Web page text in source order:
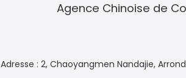
Agence Chinoise de
Adresse : 2, Chaoyangmen Nandajie,